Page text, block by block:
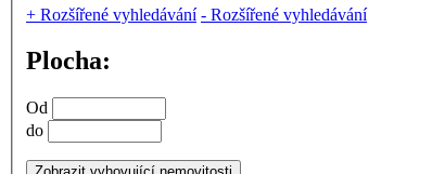
+ Rozšířené vyhledávání - Rozšířené vyhledávání
Plocha:
Od
do